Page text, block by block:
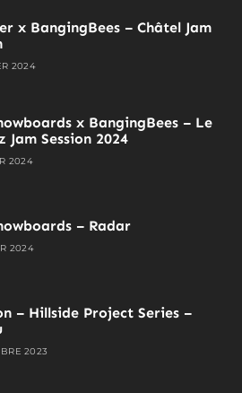
x BangingBees – Châtel Jam
2024
x BangingBees – Le
Jam Session 2024
2024
– Radar
2024
– Hillside Project Series –
2023